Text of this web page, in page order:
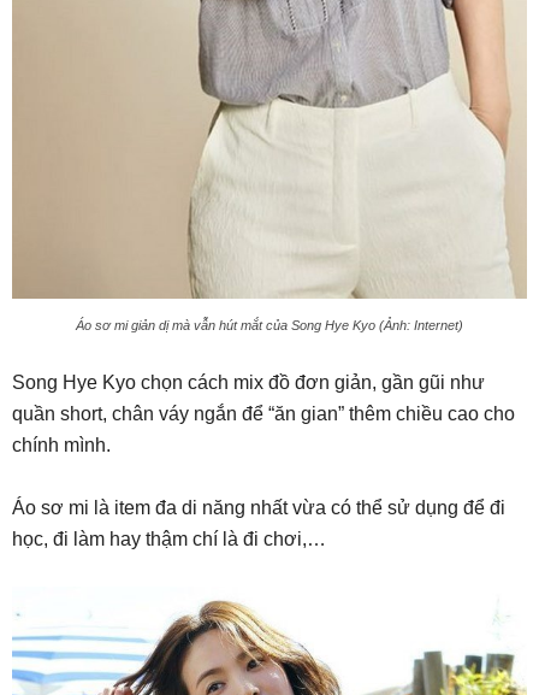
Áo sơ mi giản dị mà vẫn hút mắt của Song Hye Kyo (Ảnh: Internet)
Song Hye Kyo chọn cách mix đồ đơn giản, gần gũi như
quần short, chân váy ngắn để “ăn gian” thêm chiều cao cho
chính mình.
Áo sơ mi là item đa di năng nhất vừa có thể sử dụng để đi
học, đi làm hay thậm chí là đi chơi,…